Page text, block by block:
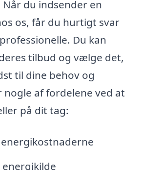
du indsender en
os, får du hurtigt svar
Du kan
tilbud og vælge det,
til dine behov og
nogle af fordelene ved at
på dit tag: